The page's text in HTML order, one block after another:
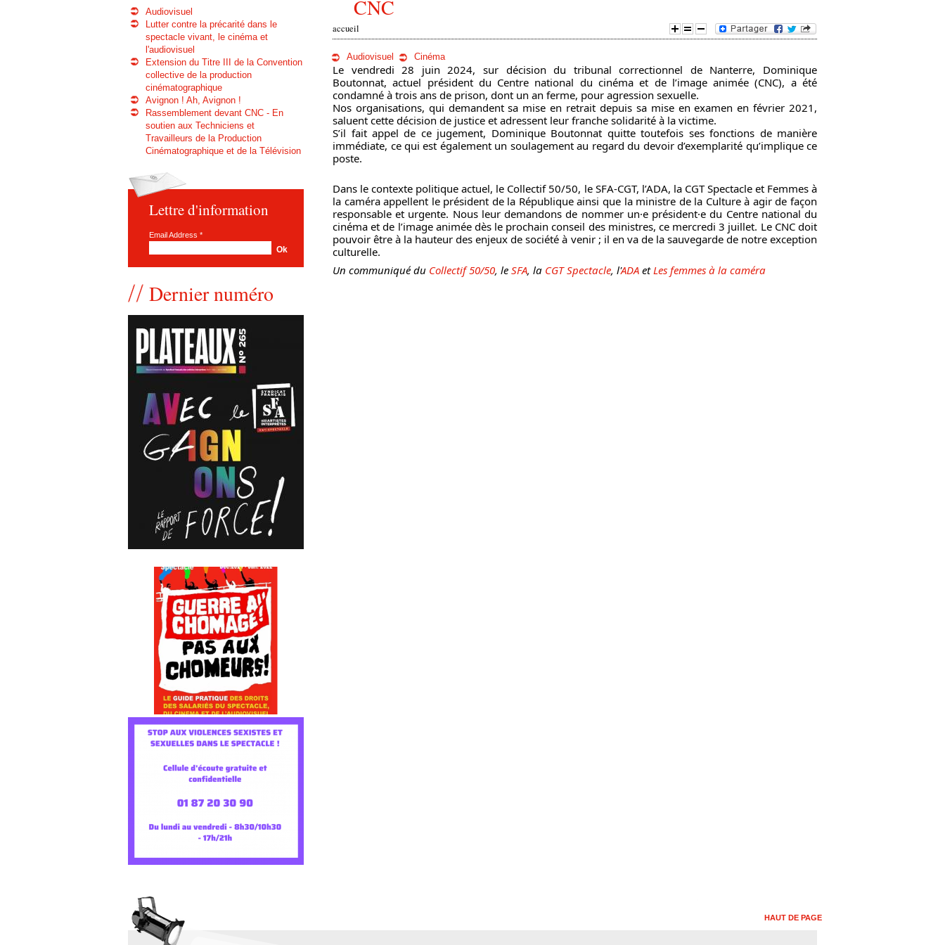
e
e
r
e
h
e
r
CNC
v
o
u
s
ê
e
s
i
accueil
Audiovisuel Cinéma
Le vendredi 28 juin 2024, sur décision du tribunal correctionnel de Nanterre, Dominique
Boutonnat, actuel président du Centre national du cinéma et de l’image animée (CNC), a été
condamné à trois ans de prison, dont un an ferme, pour agression sexuelle.
Nos organisations, qui demandent sa mise en retrait depuis sa mise en examen en février 2021,
saluent cette décision de justice et adressent leur franche solidarité à la victime.
S’il fait appel de ce jugement, Dominique Boutonnat quitte toutefois ses fonctions de manière
immédiate, ce qui est également un soulagement au regard du devoir d’exemplarité qu’implique ce
poste.
Dans le contexte politique actuel, le Collectif 50/50, le SFA-CGT, l’ADA, la CGT Spectacle et Femmes à
la caméra appellent le président de la République ainsi que la ministre de la Culture à agir de façon
responsable et urgente. Nous leur demandons de nommer un·e président·e du Centre national du
cinéma et de l’image animée dès le prochain conseil des ministres, ce mercredi 3 juillet. Le CNC doit
pouvoir être à la hauteur des enjeux de société à venir ; il en va de la sauvegarde de notre exception
culturelle.
Un communiqué du Collectif 50/50, leSFA, la CGT Spectacle, l'ADA et Les femmes à la caméra
Audiovisuel
Lutter contre la précarité dans le
spectacle vivant, le cinéma et
l'audiovisuel
Extension du Titre III de la Convention
collective de la production
cinématographique
Avignon ! Ah, Avignon !
Rassemblement devant CNC - En
soutien aux Techniciens et
Travailleurs de la Production
Cinématographique et de la Télévision
Lettre d'information
Email Address *
Dernier numéro
HAUT DE PAGE